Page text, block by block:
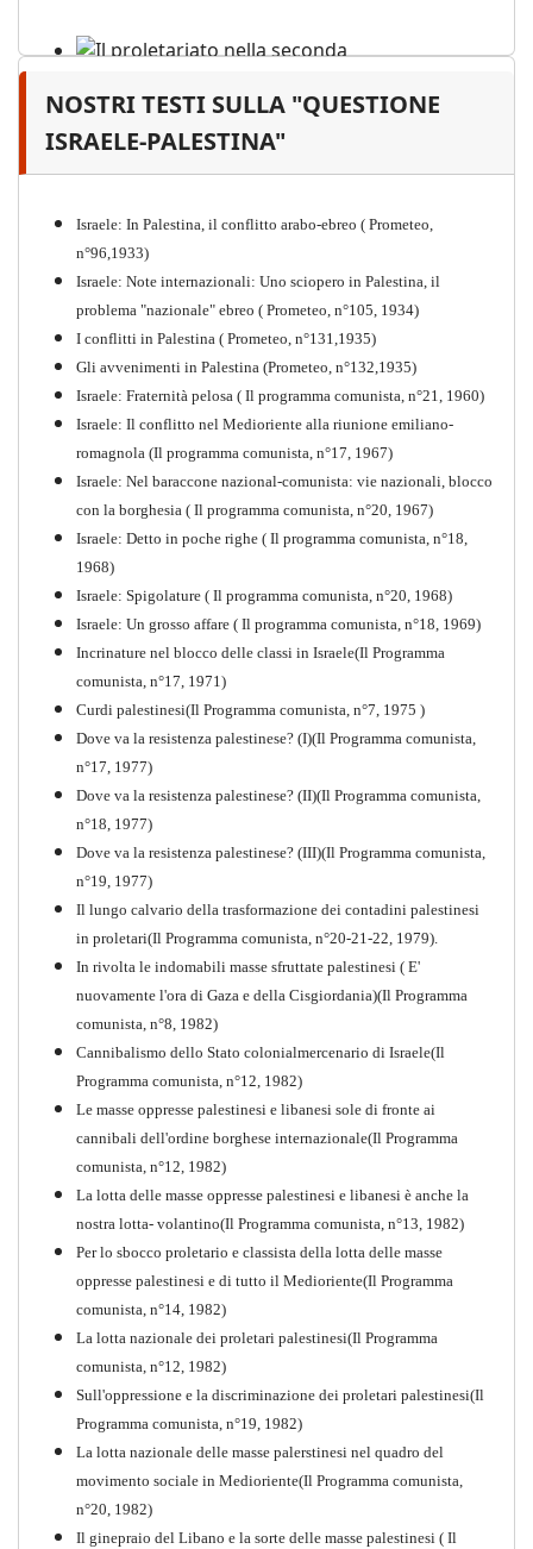
Il proletariato nella seconda
guerra mondiale e nella
Storia della Sinistra
Comunista V
Perchè la Russia non era
comunista
Quaderno n°10
1917-2017 Ieri Oggi Domani
PDF Quaderno n°9
NOSTRI TESTI SULLA "QUESTIONE
ISRAELE-PALESTINA"
Israele: In Palestina, il conflitto arabo-ebreo ( Prometeo,
n°96,1933)
Israele: Note internazionali: Uno sciopero in Palestina, il
problema "nazionale" ebreo ( Prometeo, n°105, 1934)
I conflitti in Palestina ( Prometeo, n°131,1935)
Gli avvenimenti in Palestina (Prometeo, n°132,1935)
Israele: Fraternità pelosa ( Il programma comunista, n°21, 1960)
Israele: Il conflitto nel Medioriente alla riunione emiliano-
romagnola (Il programma comunista, n°17, 1967)
Israele: Nel baraccone nazional-comunista: vie nazionali, blocco
con la borghesia ( Il programma comunista, n°20, 1967)
Israele: Detto in poche righe ( Il programma comunista, n°18,
1968)
Israele: Spigolature ( Il programma comunista, n°20, 1968)
Israele: Un grosso affare ( Il programma comunista, n°18, 1969)
Incrinature nel blocco delle classi in Israele(Il Programma
comunista, n°17, 1971)
Curdi palestinesi(Il Programma comunista, n°7, 1975 )
Dove va la resistenza palestinese? (I)(Il Programma comunista,
n°17, 1977)
Dove va la resistenza palestinese? (II)(Il Programma comunista,
n°18, 1977)
Dove va la resistenza palestinese? (III)(Il Programma comunista,
n°19, 1977)
Il lungo calvario della trasformazione dei contadini palestinesi
in proletari(Il Programma comunista, n°20-21-22, 1979).
In rivolta le indomabili masse sfruttate palestinesi ( E'
nuovamente l'ora di Gaza e della Cisgiordania)(Il Programma
comunista, n°8, 1982)
Cannibalismo dello Stato colonialmercenario di Israele(Il
Programma comunista, n°12, 1982)
Le masse oppresse palestinesi e libanesi sole di fronte ai
cannibali dell'ordine borghese internazionale(Il Programma
comunista, n°12, 1982)
La lotta delle masse oppresse palestinesi e libanesi è anche la
nostra lotta- volantino(Il Programma comunista, n°13, 1982)
Per lo sbocco proletario e classista della lotta delle masse
oppresse palestinesi e di tutto il Medioriente(Il Programma
comunista, n°14, 1982)
La lotta nazionale dei proletari palestinesi(Il Programma
comunista, n°12, 1982)
Sull'oppressione e la discriminazione dei proletari palestinesi(Il
Programma comunista, n°19, 1982)
La lotta nazionale delle masse palerstinesi nel quadro del
movimento sociale in Medioriente(Il Programma comunista,
n°20, 1982)
Il ginepraio del Libano e la sorte delle masse palestinesi ( Il